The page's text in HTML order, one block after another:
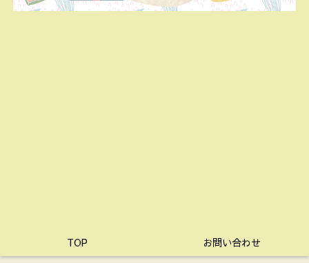
TOP お問い合わせ